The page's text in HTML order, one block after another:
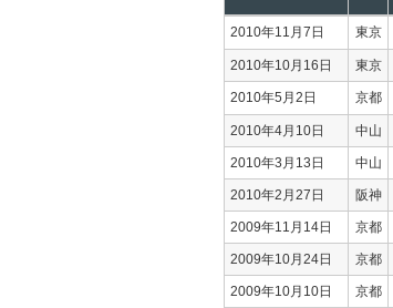
2010年11月7日 東京
2010年10月16日 東京
2010年5月2日 京都
2010年4月10日 中山
2010年3月13日 中山
2010年2月27日 阪神
2009年11月14日 京都
2009年10月24日 京都
2009年10月10日 京都